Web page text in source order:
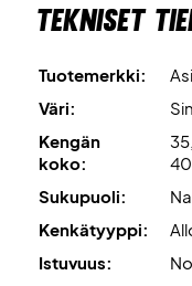
käytetty
PGUARD™ on
Lopuksi, tämä on
valinnan kaikille
Koe mukavuus –
Tekniset
Tuotemerkki:
Väri:
Kengän
koko:
Sukupuoli:
Kenkätyyppi:
Istuvuus: